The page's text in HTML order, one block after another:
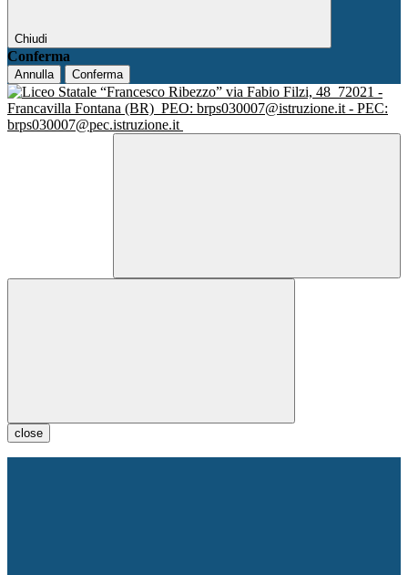
Chiudi
Conferma
Annulla Conferma
via Fabio Filzi, 48 72021 -
Francavilla Fontana (BR) PEO: brps030007@istruzione.it - PEC:
brps030007@pec.istruzione.it
close